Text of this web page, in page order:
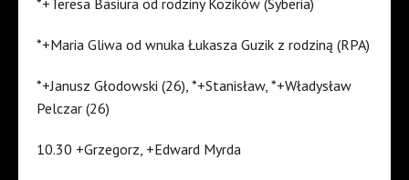
*+Teresa Basiura od rodziny Kozików (Syberia)
*+Maria Gliwa od wnuka Łukasza Guzik z rodziną (RPA)
*+Janusz Głodowski (26), *+Stanisław, *+Władysław
Pelczar (26)
10.30 +Grzegorz, +Edward Myrda